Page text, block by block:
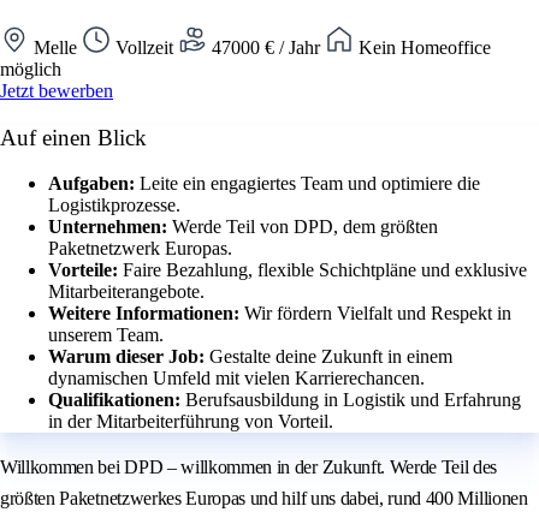
Melle Vollzeit 47000 € / Jahr
Kein Homeoffice
möglich
Jetzt bewerben
Auf einen Blick
Aufgaben: Leite ein engagiertes Team und optimiere die
Logistikprozesse.
Unternehmen: Werde Teil von DPD, dem größten
Paketnetzwerk Europas.
Vorteile: Faire Bezahlung, flexible Schichtpläne und exklusive
Mitarbeiterangebote.
Weitere Informationen: Wir fördern Vielfalt und Respekt in
unserem Team.
Warum dieser Job: Gestalte deine Zukunft in einem
dynamischen Umfeld mit vielen Karrierechancen.
Qualifikationen: Berufsausbildung in Logistik und Erfahrung
in der Mitarbeiterführung von Vorteil.
Willkommen bei DPD – willkommen in der Zukunft. Werde Teil des
größten Paketnetzwerkes Europas und hilf uns dabei, rund 400 Millionen